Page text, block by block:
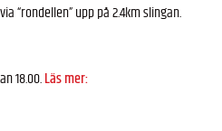
“rondellen” upp på 2.4km slingan.
18.00.Läs mer: